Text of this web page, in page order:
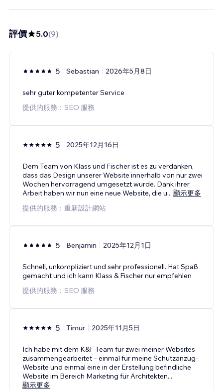
評價 5.0(9)
5 Sebastian 2026年5月8日
sehr guter kompetenter Service
提供的服務：SEO 服務
5 2025年12月16日
Dem Team von Klass und Fischer ist es zu verdanken,
dass das Design unserer Website innerhalb von nur zwei
Wochen hervorragend umgesetzt wurde. Dank ihrer
Arbeit haben wir nun eine neue Website, die u... 顯示更多
提供的服務：重新設計網站
5 Benjamin 2025年12月1日
Schnell, unkompliziert und sehr professionell. Hat Spaß
gemacht und ich kann Klass & Fischer nur empfehlen
提供的服務：SEO 服務
5 Timur 2025年11月5日
Ich habe mit dem K&F Team für zwei meiner Websites
zusammengearbeitet – einmal für meine Schutzanzug-
Website und einmal eine in der Erstellung befindliche
Website im Bereich Marketing für Architekten....
顯示更多